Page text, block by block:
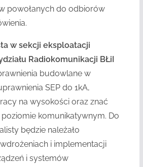
powołanych do odbiorów
w sekcji eksploatacji
Radiokomunikacji BŁiI
budowlane w
SEP do 1kA,
na wysokości oraz znać
poziomie komunikatywnym. Do
będzie należało
i implementacji
i systemów